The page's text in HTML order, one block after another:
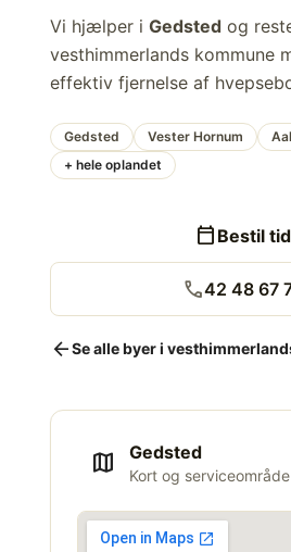
Vi hjælper i Gedsted og
vesthimmerlands kommune
effektiv fjernelse af
Gedsted Vester Hornum
+ hele oplandet
calendar_today Bestil tid
call42 48 67
arrow_backSe alle byer i
map Gedsted
Kort og serviceområde